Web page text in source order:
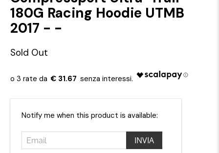
180G Racing Hoodie UTMB
2017 - -
Sold Out
€ 31.67
Email
Notify me when this product is available: